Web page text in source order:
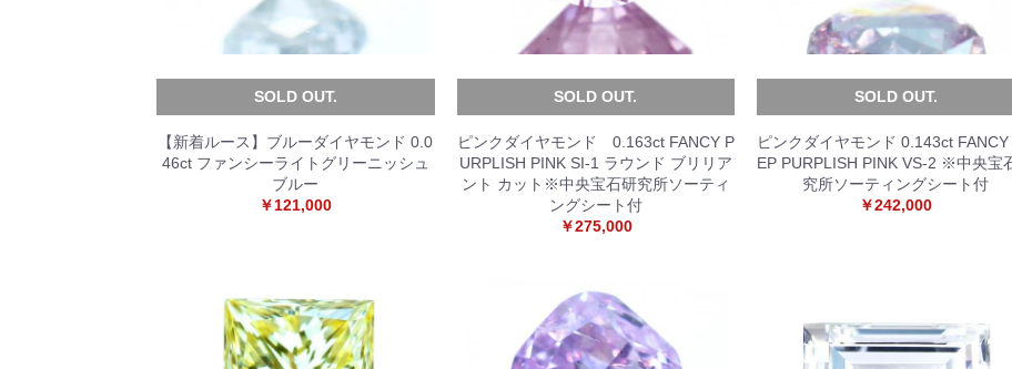
SOLD OUT.
【新着ルース】ブルーダイヤモンド 0.0
46ct ファンシーライトグリーニッシュ
ブルー
￥121,000
SOLD OUT.
ピンクダイヤモンド 0.163ct FANCY P
URPLISH PINK SI-1 ラウンド ブリリア
ント カット※中央宝石研究所ソーティ
ングシート付
￥275,000
SOLD OUT.
ピンクダイヤモンド 0.143ct FANCY
EP PURPLISH PINK VS-2 ※中央宝
究所ソーティングシート付
￥242,000